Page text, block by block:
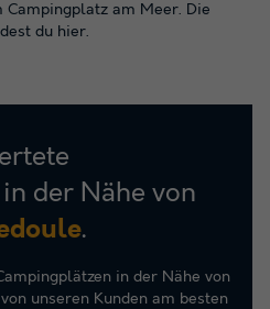
Campingplatz am Meer. Die
du hier.
der Nähe von
.
in der Nähe von
unseren Kunden am besten